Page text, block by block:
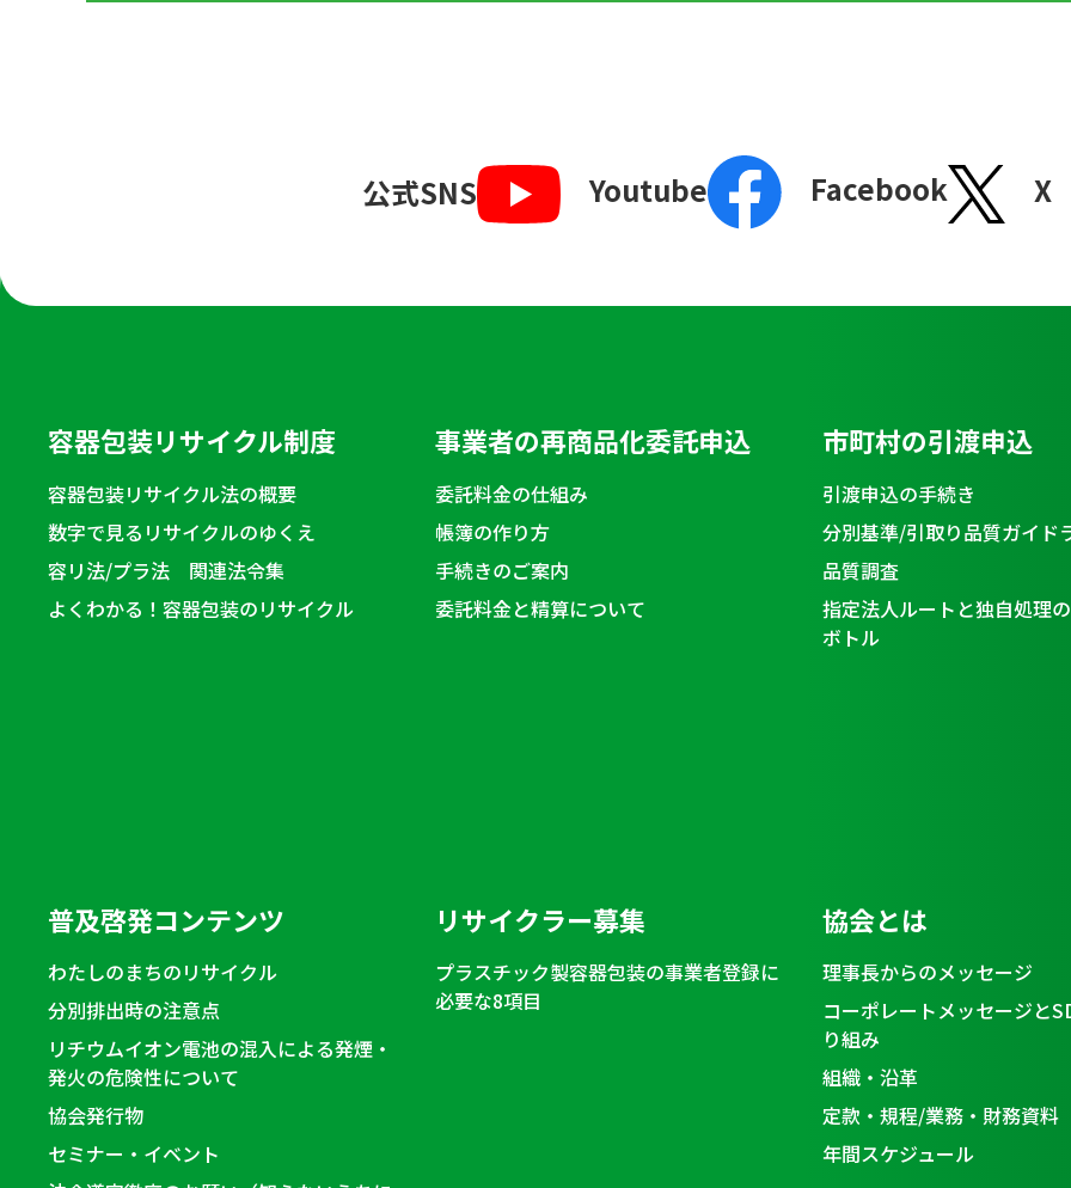
公式SNS Youtube Facebook X
容器包装リサイクル制度
容器包装リサイクル法の概要
数字で見るリサイクルのゆくえ
容リ法/プラ法 関連法令集
よくわかる！容器包装のリサイクル
事業者の再商品化委託申込
委託料金の仕組み
帳簿の作り方
手続きのご案内
委託料金と精算について
市町村の引渡申込
引渡申込の手続き
分別基準/引取り品質ガイド
品質調査
指定法人ルートと独自処理
ボトル
普及啓発コンテンツ
わたしのまちのリサイクル
分別排出時の注意点
リチウムイオン電池の混入による発煙・
発火の危険性について
協会発行物
セミナー・イベント
リサイクラー募集
プラスチック製容器包装の事業者登録に
必要な8項目
協会とは
理事長からのメッセージ
コーポレートメッセージと
り組み
組織・沿革
定款・規程/業務・財務資料
年間スケジュール